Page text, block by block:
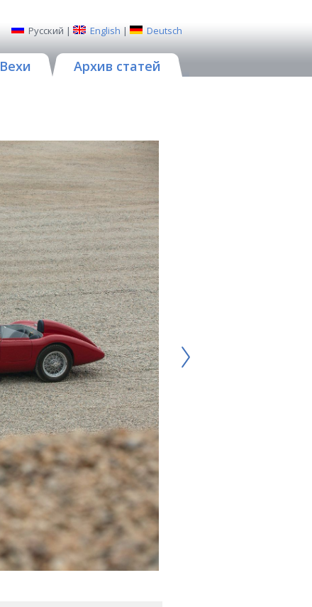
Русский | English | Deutsch
Вехи Архив статей